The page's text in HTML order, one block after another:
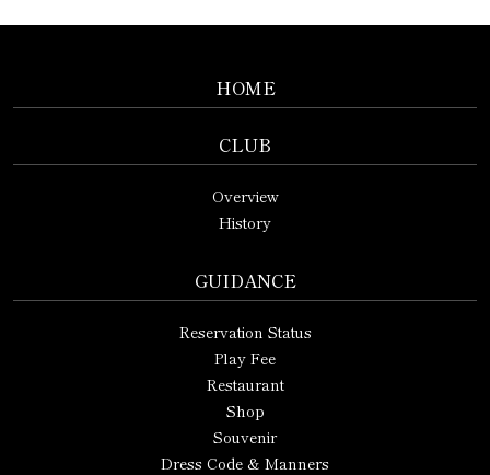
HOME
CLUB
Overview
History
GUIDANCE
Reservation Status
Play Fee
Restaurant
Shop
Souvenir
Dress Code & Manners